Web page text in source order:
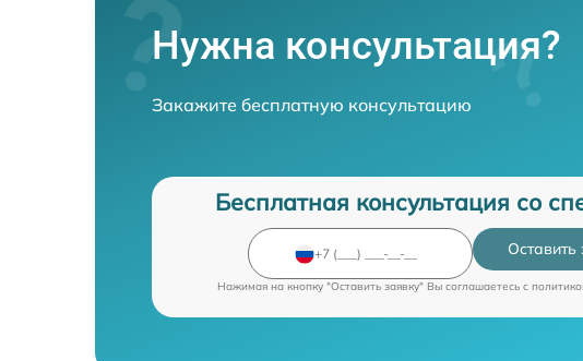
Нужна консультация?
Закажите бесплатную консультацию
Бесплатная консультация со
Оставить
Нажимая на кнопку "Оставить заявку" Вы соглашаетесь c